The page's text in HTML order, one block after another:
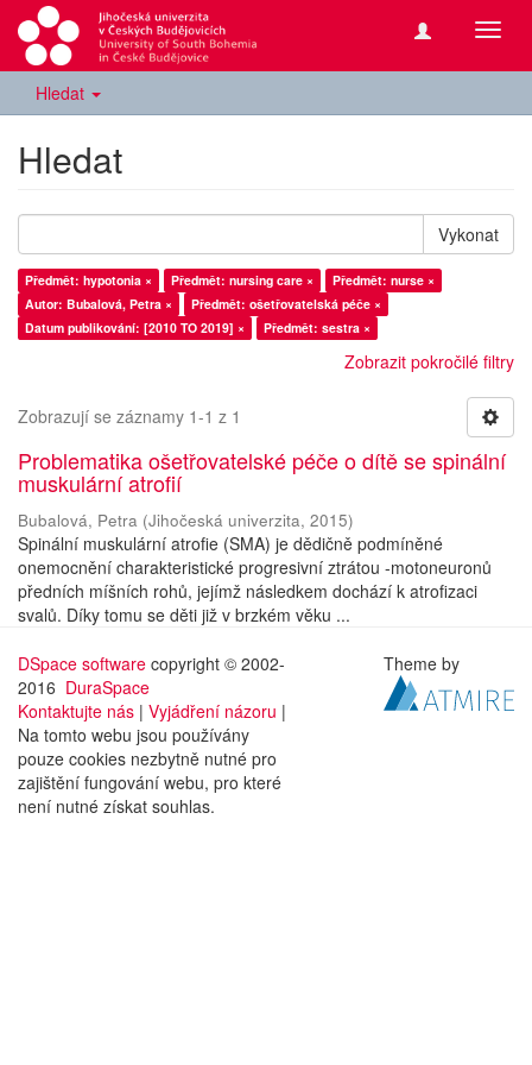
Hledat
Hledat
Vykonat
Předmět: hypotonia × Předmět: nursing care ×
Předmět: nurse ×
Autor: Bubalová, Petra ×
Předmět: ošetřovatelská péče ×
Datum publikování: [2010 TO 2019] ×
Předmět: sestra ×
Zobrazit pokročilé filtry
Zobrazují se záznamy 1-1 z 1
Problematika ošetřovatelské péče o dítě se spinální
muskulární atrofií
Bubalová, Petra (Jihočeská univerzita, 2015)
Spinální muskulární atrofie (SMA) je dědičně podmíněné
onemocnění charakteristické progresivní ztrátou -motoneuronů
předních míšních rohů, jejímž následkem dochází k atrofizaci
svalů. Díky tomu se děti již v brzkém věku ...
DSpace software copyright © 2002-
2016 DuraSpace
Kontaktujte nás | Vyjádření názoru |
Na tomto webu jsou používány
pouze cookies nezbytně nutné pro
zajištění fungování webu, pro které
není nutné získat souhlas.
Theme by